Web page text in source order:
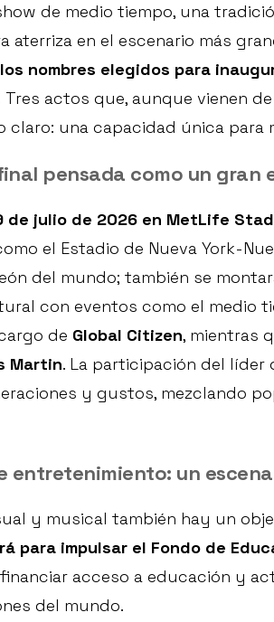
de medio tiempo, una
aterriza en el escenario más
los nombres elegidos para
Tres actos que, aunque vienen
una capacidad única para
pensada como un gran
de julio de 2026 en MetLife
el Estadio de Nueva York-
del mundo; también se
con eventos como el medio
de Global Citizen, mientras
Martin. La participación del líder
y gustos, mezclando
entretenimiento: un
y musical también hay un
para impulsar el Fondo de
acceso a educación y
del mundo.